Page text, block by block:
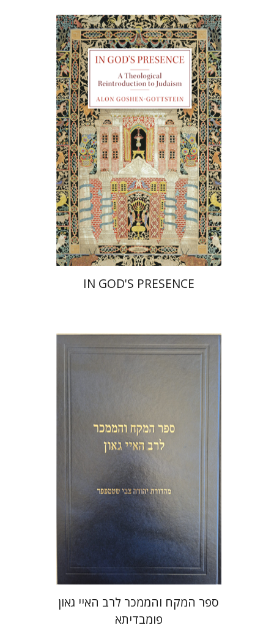
אלון גושן-גוטשטיין
הנחת אתר ספר מודפס
$61
$55
IN GOD'S PRESENCE
הנחת אתר ספר מודפס
$45
ספר המקח והממכר לרב האיי גאון
פומבדיתא